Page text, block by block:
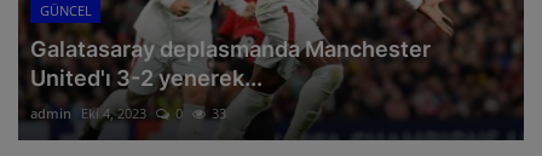
GÜNCEL
Galatasaray deplasmanda Manchester
United'ı 3-2 yenerek...
admin Eki 4, 2023 0 33